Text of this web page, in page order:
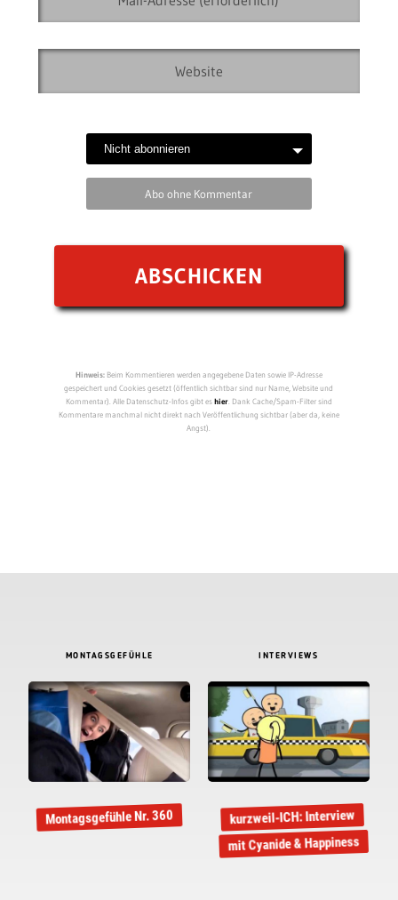
Abo ohne Kommentar
Hinweis:Beim Kommentieren werden angegebene Daten sowie IP-Adresse
gespeichert und Cookies gesetzt (öffentlich sichtbar sind nur Name, Website und
Kommentar). Alle Datenschutz-Infos gibt eshier. Dank Cache/Spam-Filter sind
Kommentare manchmal nicht direkt nach Veröffentlichung sichtbar (aber da, keine
Angst).
MONTAGSGEFÜHLE
Montagsgefühle Nr. 360
INTERVIEWS
kurzweil-ICH: Interview
mit Cyanide & Happiness